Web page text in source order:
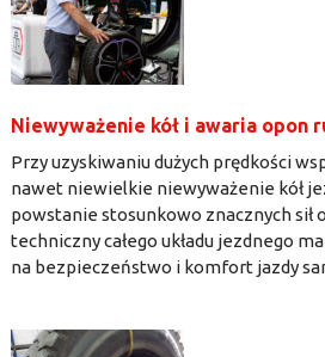
Niewyważenie kół i awaria opon
Przy uzyskiwaniu dużych prędkości
nawet niewielkie niewyważenie kół
powstanie stosunkowo znacznych sił
techniczny całego układu jezdnego
na bezpieczeństwo i komfort jazdy